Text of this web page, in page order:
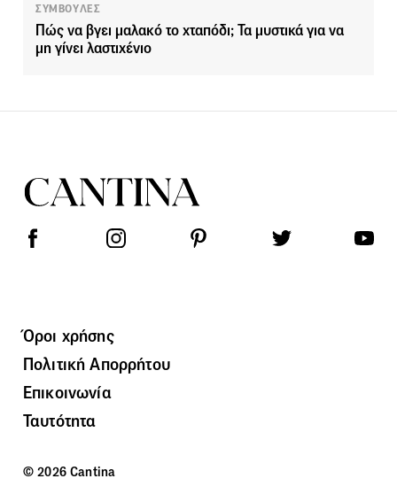
ΣΥΜΒΟΥΛΕΣ
Πώς να βγει μαλακό το χταπόδι; Τα μυστικά για να
μη γίνει λαστιχένιο
Όροι χρήσης
Πολιτική Απορρήτου
Επικοινωνία
Ταυτότητα
© 2026 Cantina